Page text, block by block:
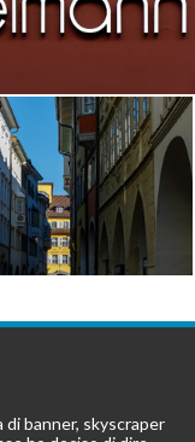
banner, skyscraper